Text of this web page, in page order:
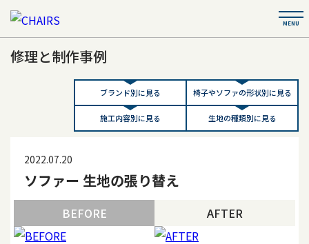
修理と制作事例
ブランド別に見る 椅子やソファの形状別に見る
施工内容別に見る 生地の種類別に見る
2022.07.20
ソファー 生地の張り替え
BEFORE AFTER